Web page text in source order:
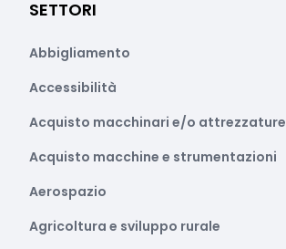
SETTORI
Abbigliamento
Accessibilità
Acquisto macchinari e/o attrezzature
Acquisto macchine e strumentazioni
Aerospazio
Agricoltura e sviluppo rurale